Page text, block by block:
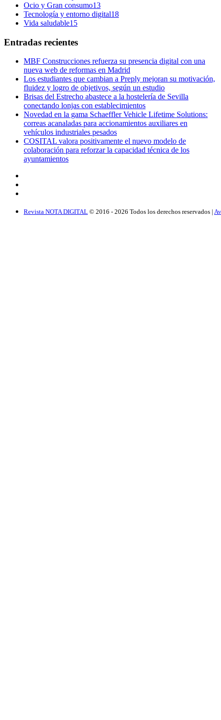
Ocio y Gran consumo13
Tecnología y entorno digital18
Vida saludable15
Entradas recientes
MBF Construcciones refuerza su presencia digital con una
nueva web de reformas en Madrid
Los estudiantes que cambian a Preply mejoran su motivación,
fluidez y logro de objetivos, según un estudio
Brisas del Estrecho abastece a la hostelería de Sevilla
conectando lonjas con establecimientos
Novedad en la gama Schaeffler Vehicle Lifetime Solutions:
correas acanaladas para accionamientos auxiliares en
vehículos industriales pesados
COSITAL valora positivamente el nuevo modelo de
colaboración para reforzar la capacidad técnica de los
ayuntamientos
Revista NOTA DIGITAL © 2016 - 2026 Todos los derechos reservados |